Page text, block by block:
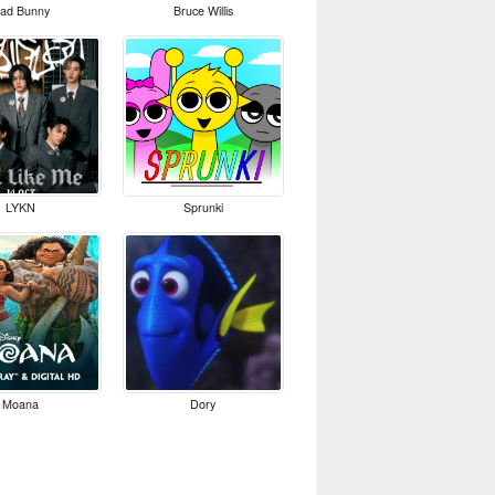
Bunny Bruce Willis
LYKN Sprunki
Moana Dory